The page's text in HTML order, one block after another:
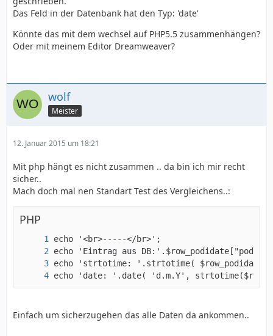
Das Feld in der Datenbank hat den Typ: 'date'
Könnte das mit dem wechsel auf PHP5.5 zusammenhängen?
Oder mit meinem Editor Dreamweaver?
wolf
Meister
12. Januar 2015 um 18:21
Mit php hängt es nicht zusammen .. da bin ich mir recht
sicher..
Mach doch mal nen Standart Test des Vergleichens..:
PHP
echo 'date: '.date( 'd.m.Y',
Einfach um sicherzugehen das alle Daten da ankommen..